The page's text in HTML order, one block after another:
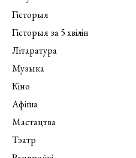
Гісторыя
Гісторыя за 5 хвілін
Літаратура
Музыка
Кіно
Афіша
Мастацтва
Тэатр